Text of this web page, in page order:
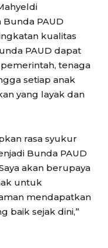
PAUD
kualitas
PAUD dapat
tenaga
setiap anak
yang layak dan
rasa syukur
Bunda PAUD
akan berupaya
untuk
mendapatkan
baik sejak dini,”